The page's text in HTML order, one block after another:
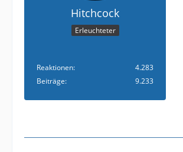
Hitchcock
Erleuchteter
Reaktionen
4.283
Beiträge
9.233